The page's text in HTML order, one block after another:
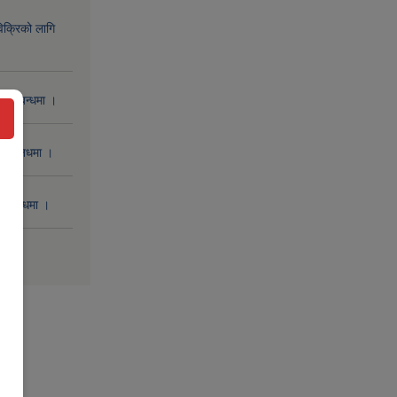
लागि
सम्बन्धमा ।
।
।